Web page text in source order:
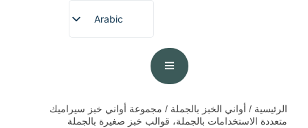
Arabic
English
Spanish
الرئيسية / أواني الخبز بالجملة / مجموعة أواني خبز سيراميك
متعددة الاستخدامات بالجملة، قوالب خبز صغيرة بالجملة